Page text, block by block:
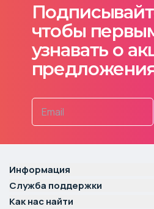
чтобы
узнавать о
Информация
Служба поддержки
Как нас найти